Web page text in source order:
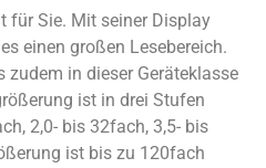
für Sie. Mit seiner Display
einen großen Lesebereich.
zudem in dieser Geräteklasse
ist in drei Stufen
2,0- bis 32fach, 3,5- bis
ist bis zu 120fach